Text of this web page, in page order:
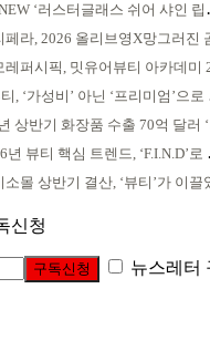
‘러스터글래스 쉬어 샤인 립스틱’ 출시
라, 2026 올리브영X망그러진 곰 콜라
퍼시픽, 밋유어뷰티 아카데미 2기 발대
, ‘가성비’ 아닌 ‘프리미엄’으로 승부걸어야
상반기 화장품 수출 70억 달러 ‘역대 최고’
뷰티 핵심 트렌드, ‘F.I.N.D’로 읽는다
소몰 상반기 결산, ‘뷰티’가 이끌
신청
구독신청 뉴스레터